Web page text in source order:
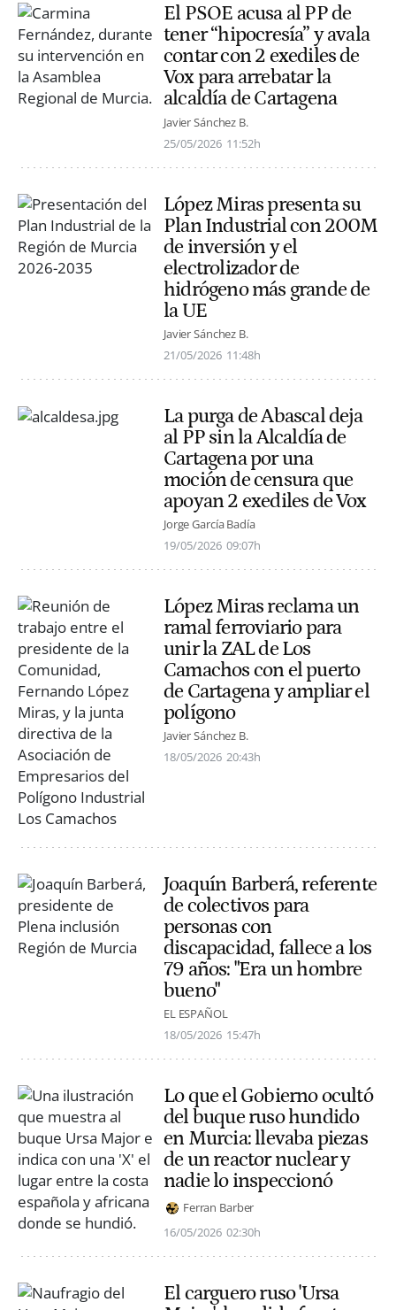
El PSOE acusa al PP de
tener “hipocresía” y avala
contar con 2 exediles de
Vox para arrebatar la
alcaldía de Cartagena
Javier Sánchez B.
25/05/2026 11:52h
López Miras presenta su
Plan Industrial con 200M
de inversión y el
electrolizador de
hidrógeno más grande de
la UE
Javier Sánchez B.
21/05/2026 11:48h
La purga de Abascal deja
al PP sin la Alcaldía de
Cartagena por una
moción de censura que
apoyan 2 exediles de Vox
Jorge García Badía
19/05/2026 09:07h
López Miras reclama un
ramal ferroviario para
unir la ZAL de Los
Camachos con el puerto
de Cartagena y ampliar el
polígono
Javier Sánchez B.
18/05/2026 20:43h
Joaquín Barberá, referente
de colectivos para
personas con
discapacidad, fallece a los
79 años: "Era un hombre
bueno"
EL ESPAÑOL
18/05/2026 15:47h
Lo que el Gobierno ocultó
del buque ruso hundido
en Murcia: llevaba piezas
de un reactor nuclear y
nadie lo inspeccionó
Ferran Barber
16/05/2026 02:30h
El carguero ruso 'Ursa